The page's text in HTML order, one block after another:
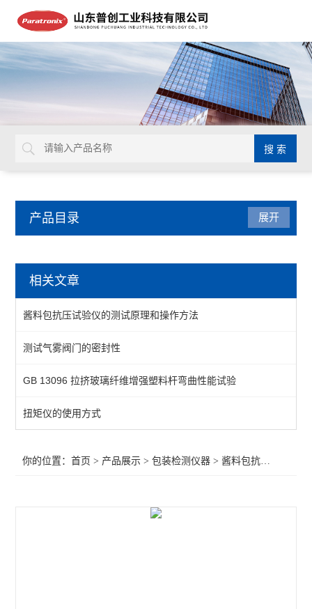
产品目录
油墨脱色试验机
空气含量测试仪
热粘试验仪
揉搓试验仪
抗跌落试验仪
展开
相关文章
酱料包抗压试验仪的测试原理和操作方法
测试气雾阀门的密封性
GB 13096 拉挤玻璃纤维增强塑料杆弯曲性能试验
扭矩仪的使用方式
你的位置：首页 > 产品展示 >包装检测仪器 > 酱料包抗压试验仪